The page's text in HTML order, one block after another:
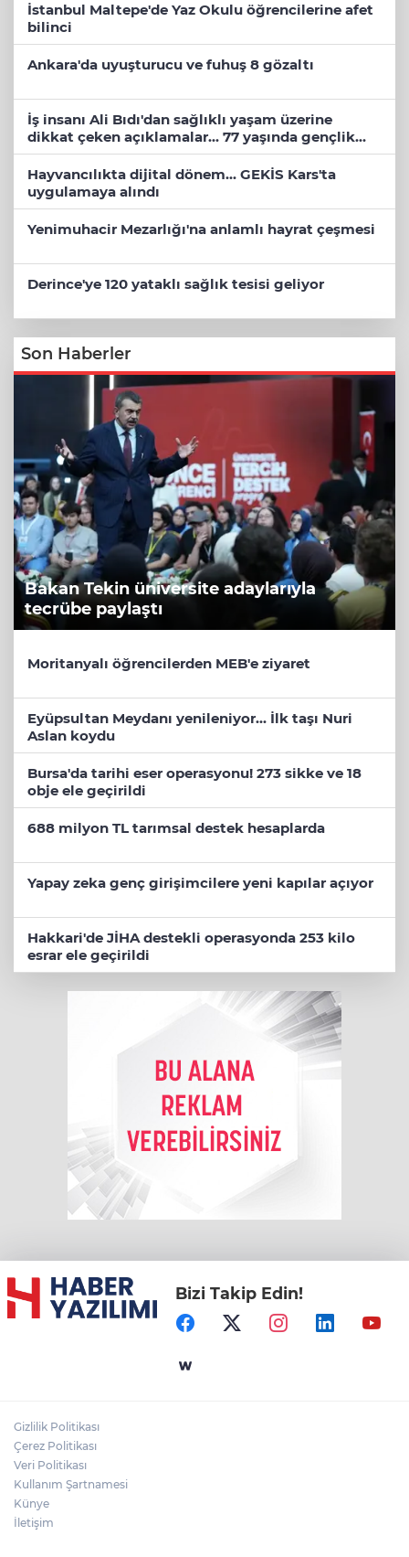
İstanbul Maltepe'de Yaz Okulu öğrencilerine afet
bilinci
Ankara'da uyuşturucu ve fuhuş 8 gözaltı
İş insanı Ali Bıdı'dan sağlıklı yaşam üzerine
dikkat çeken açıklamalar... 77 yaşında gençlik
mucizesi
Hayvancılıkta dijital dönem... GEKİS Kars'ta
uygulamaya alındı
Yenimuhacir Mezarlığı'na anlamlı hayrat çeşmesi
Derince'ye 120 yataklı sağlık tesisi geliyor
Son Haberler
Bakan Tekin üniversite adaylarıyla
tecrübe paylaştı
Moritanyalı öğrencilerden MEB'e ziyaret
Eyüpsultan Meydanı yenileniyor... İlk taşı Nuri
Aslan koydu
Bursa'da tarihi eser operasyonu! 273 sikke ve 18
obje ele geçirildi
688 milyon TL tarımsal destek hesaplarda
Yapay zeka genç girişimcilere yeni kapılar açıyor
Hakkari'de JİHA destekli operasyonda 253 kilo
esrar ele geçirildi
Bizi Takip Edin!
Gizlilik Politikası
Çerez Politikası
Veri Politikası
Kullanım Şartnamesi
Künye
İletişim